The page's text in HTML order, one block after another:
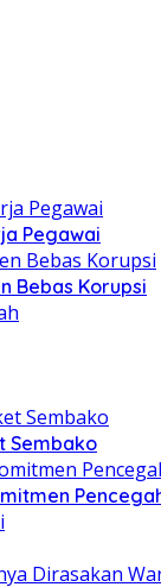
Pegawai
Bebas Korupsi
Sembako